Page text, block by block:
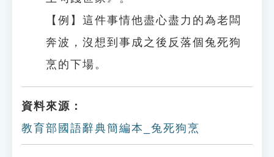
【例】這件事情他盡心盡力的為老闆
奔波，沒想到事成之後反落個兔死狗
烹的下場。
資料來源：
教育部國語辭典簡編本_兔死狗烹